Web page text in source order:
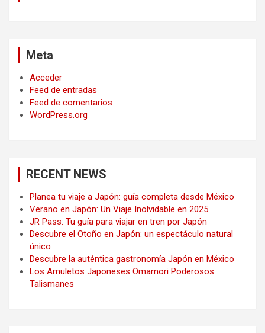
Meta
Acceder
Feed de entradas
Feed de comentarios
WordPress.org
RECENT NEWS
Planea tu viaje a Japón: guía completa desde México
Verano en Japón: Un Viaje Inolvidable en 2025
JR Pass: Tu guía para viajar en tren por Japón
Descubre el Otoño en Japón: un espectáculo natural
único
Descubre la auténtica gastronomía Japón en México
Los Amuletos Japoneses Omamori Poderosos
Talismanes